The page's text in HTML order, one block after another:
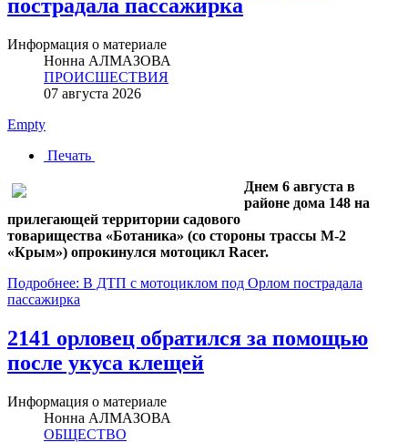
пострадала пассажирка
Информация о материале
Нонна АЛМАЗОВА
ПРОИСШЕСТВИЯ
07 августа 2026
Empty
Печать
Днем 6 августа в
районе дома 148 на
прилегающей территории садового
товарищества «Ботаника» (со стороны трассы М‑2
«Крым») опрокинулся мотоцикл Racer.
Подробнее: В ДТП с мотоциклом под Орлом пострадала
пассажирка
2141 орловец обратился за помощью
после укуса клещей
Информация о материале
Нонна АЛМАЗОВА
ОБЩЕСТВО